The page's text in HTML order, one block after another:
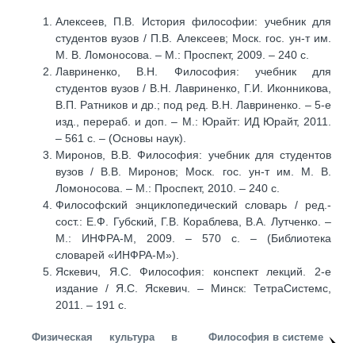
Алексеев, П.В. История философии: учебник для
студентов вузов / П.В. Алексеев; Моск. гос. ун-т им.
М. В. Ломоносова. – М.: Проспект, 2009. – 240 с.
Лавриненко, В.Н. Философия: учебник для
студентов вузов / В.Н. Лавриненко, Г.И. Иконникова,
В.П. Ратников и др.; под ред. В.Н. Лавриненко. – 5-е
изд., перераб. и доп. – М.: Юрайт: ИД Юрайт, 2011.
– 561 с. – (Основы наук).
Миронов, В.В. Философия: учебник для студентов
вузов / В.В. Миронов; Моск. гос. ун-т им. М. В.
Ломоносова. – М.: Проспект, 2010. – 240 с.
Философский энциклопедический словарь / ред.-
сост.: Е.Ф. Губский, Г.В. Кораблева, В.А. Лутченко. –
М.: ИНФРА-М, 2009. – 570 с. – (Библиотека
словарей «ИНФРА-М»).
Яскевич, Я.С. Философия: конспект лекций. 2-е
издание / Я.С. Яскевич. – Минск: ТетраСистемс,
2011. – 191 с.
Физическая культура в
Философия в системе